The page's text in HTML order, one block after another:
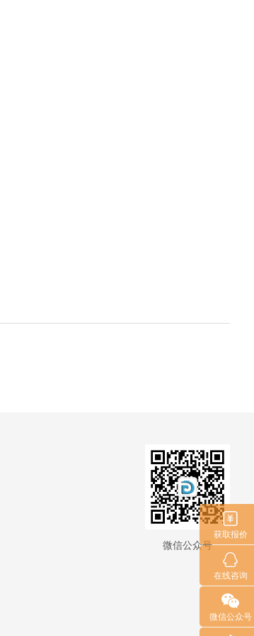
获取报价
在线咨询
微信公众号
微信公众号